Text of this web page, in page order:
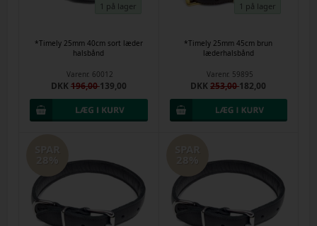
1 på lager
*Timely 25mm 40cm sort læder
halsbånd
Varenr. 60012
DKK196,00139,00
1 på lager
*Timely 25mm 45cm brun
læderhalsbånd
Varenr. 59895
DKK253,00182,00